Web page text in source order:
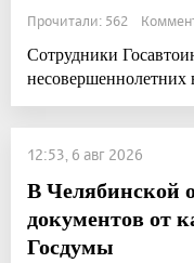
Прочитали: 562
Сотрудники
несовершеннолетних
12:53, 6 авг 2026
В Челябинской
документов от
Госдумы